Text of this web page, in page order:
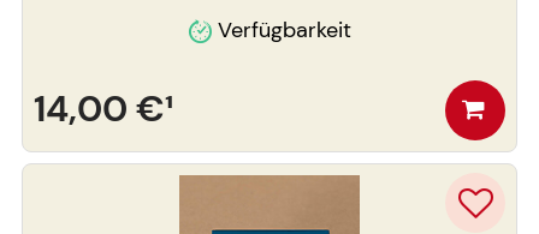
Verfügbarkeit
14,00 €¹